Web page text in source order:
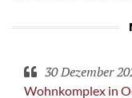
30 Dezember
Wohnkomplex in